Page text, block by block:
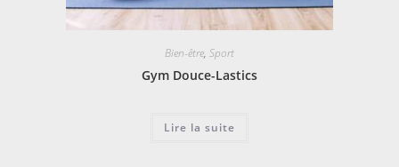
Bien-être, Sport
Gym Douce-Lastics
Lire la suite